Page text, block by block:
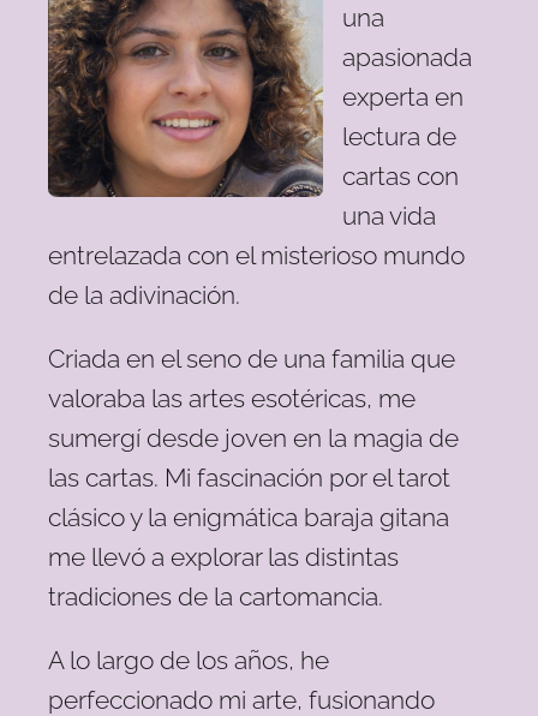
una
apasionada
experta en
lectura de
cartas con
una vida
entrelazada con el misterioso mundo
de la adivinación.
Criada en el seno de una familia que
valoraba las artes esotéricas, me
sumergí desde joven en la magia de
las cartas. Mi fascinación por el tarot
clásico y la enigmática baraja gitana
me llevó a explorar las distintas
tradiciones de la cartomancia.
A lo largo de los años, he
perfeccionado mi arte, fusionando